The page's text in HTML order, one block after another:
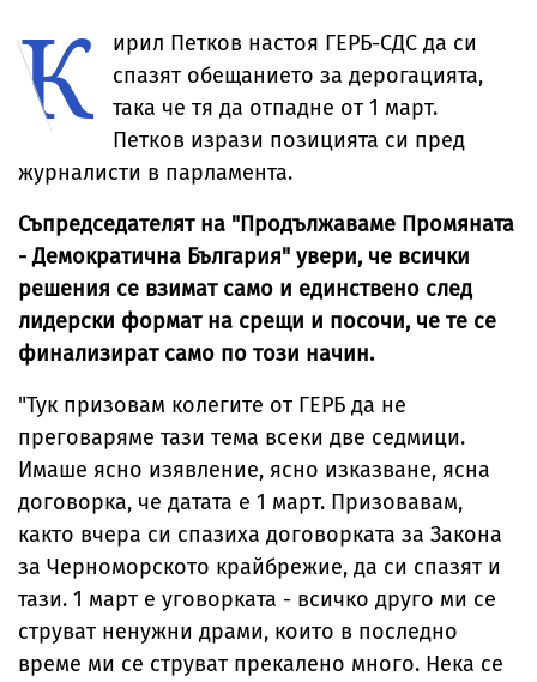
К
ирил Петков настоя ГЕРБ-СДС да си
спазят обещанието за дерогацията,
така че тя да отпадне от 1 март.
Петков изрази позицията си пред
журналисти в парламента.
Съпредседателят на "Продължаваме Промяната
- Демократична България" увери, че всички
решения се взимат само и единствено след
лидерски формат на срещи и посочи, че те се
финализират само по този начин.
"Тук призовам колегите от ГЕРБ да не
преговаряме тази тема всеки две седмици.
Имаше ясно изявление, ясно изказване, ясна
договорка, че датата е 1 март. Призовавам,
както вчера си спазиха договорката за Закона
за Черноморското крайбрежие, да си спазят и
тази. 1 март е уговорката - всичко друго ми се
струват ненужни драми, които в последно
време ми се струват прекалено много. Нека се